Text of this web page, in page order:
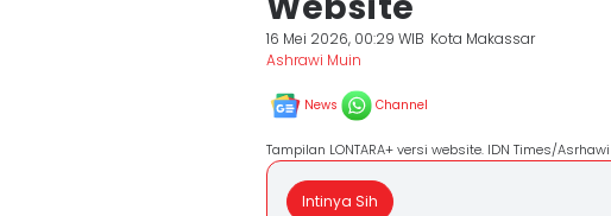
16 Mei 2026, 00:29 WIB Kota Makassar
Ashrawi Muin
News Channel
Tampilan LONTARA+ versi website. IDN Times/
Intinya Sih